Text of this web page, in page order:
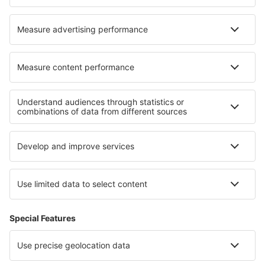
Cazare în Verrua Savoia Cazare în Queralbs
Cele mai bune locuri de cazare - regiuni
Cazare în Cesar Cazare în Boyaca
Cazare în San Andres și Providencia Cazare în Cartagena
Cazare în Bolivar Cazare in Wales Cazare în Chodsko
Cazare in Holguín Cazare in Walker Bay Nature Reserve